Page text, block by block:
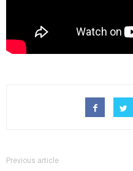
Previous article